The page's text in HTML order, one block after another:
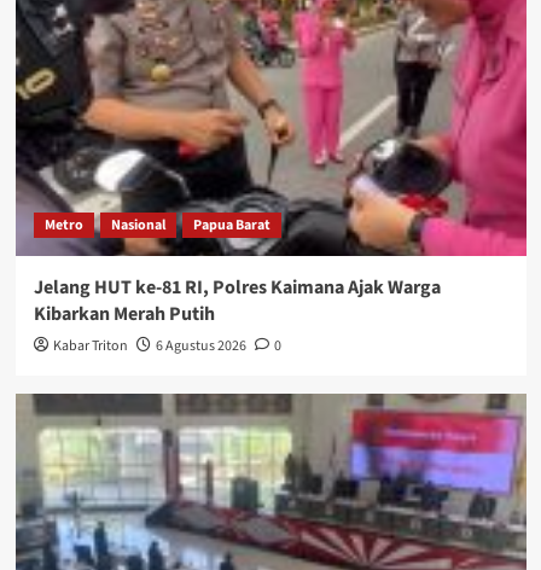
Metro Nasional Papua Barat
Jelang HUT ke-81 RI, Polres Kaimana Ajak Warga
Kibarkan Merah Putih
Kabar Triton 6 Agustus 2026 0